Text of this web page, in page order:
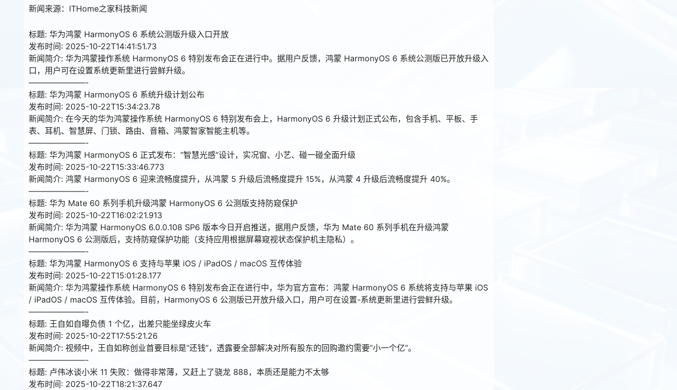
新闻来源：ITHome之家科技新闻
标题: 华为鸿蒙 HarmonyOS 6 系统公测版升级入口开放
发布时间: 2025-10-22T14:41:51.73
新闻简介: 华为鸿蒙操作系统 HarmonyOS 6 特别发布会正在进行中。据用户反馈，鸿蒙 HarmonyOS 6 系统公测版已开放升级入
口，用户可在设置系统更新里进行尝鲜升级。
———————-
标题: 华为鸿蒙 HarmonyOS 6 系统升级计划公布
发布时间: 2025-10-22T15:34:23.78
新闻简介: 在今天的华为鸿蒙操作系统 HarmonyOS 6 特别发布会上，HarmonyOS 6 升级计划正式公布，包含手机、平板、手
表、耳机、智慧屏、门锁、路由、音箱、鸿蒙智家智能主机等。
———————-
标题: 华为鸿蒙 HarmonyOS 6 正式发布：“智慧光感”设计，实况窗、小艺、碰一碰全面升级
发布时间: 2025-10-22T15:33:46.773
新闻简介: 鸿蒙 HarmonyOS 6 迎来流畅度提升，从鸿蒙 5 升级后流畅度提升 15%，从鸿蒙 4 升级后流畅度提升 40%。
———————-
标题: 华为 Mate 60 系列手机升级鸿蒙 HarmonyOS 6 公测版支持防窥保护
发布时间: 2025-10-22T16:02:21.913
新闻简介: 华为鸿蒙 HarmonyOS 6.0.0.108 SP6 版本今日开启推送，据用户反馈，华为 Mate 60 系列手机在升级鸿蒙
HarmonyOS 6 公测版后，支持防窥保护功能（支持应用根据屏幕窥视状态保护机主隐私）。
———————-
标题: 华为鸿蒙 HarmonyOS 6 支持与苹果 iOS / iPadOS / macOS 互传体验
发布时间: 2025-10-22T15:01:28.177
新闻简介: 华为鸿蒙操作系统 HarmonyOS 6 特别发布会正在进行中，华为官方宣布：鸿蒙 HarmonyOS 6 系统将支持与苹果 iOS
/ iPadOS / macOS 互传体验。目前，HarmonyOS 6 公测版已开放升级入口，用户可在设置-系统更新里进行尝鲜升级。
———————-
标题: 王自如自曝负债 1 个亿，出差只能坐绿皮火车
发布时间: 2025-10-22T17:55:21.26
新闻简介: 视频中，王自如称创业首要目标是“还钱”，透露要全部解决对所有股东的回购邀约需要“小一个亿”。
———————-
标题: 卢伟冰谈小米 11 失败：做得非常薄，又赶上了骁龙 888，本质还是能力不太够
发布时间: 2025-10-22T18:21:37.647